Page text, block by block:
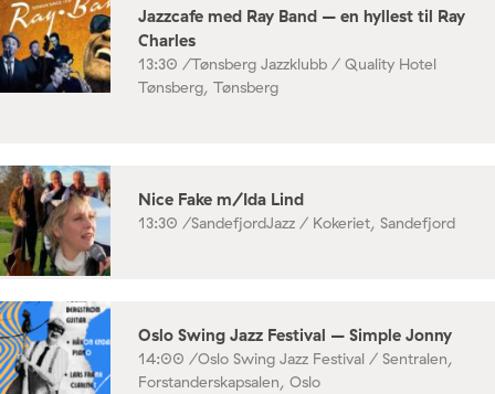
Jazzcafe med Ray Band – en hyllest til Ray
Charles
13:30 /Tønsberg Jazzklubb / Quality Hotel
Tønsberg, Tønsberg
Nice Fake m/Ida Lind
13:30 /SandefjordJazz / Kokeriet, Sandefjord
Oslo Swing Jazz Festival – Simple Jonny
14:00 /Oslo Swing Jazz Festival / Sentralen,
Forstanderskapsalen, Oslo